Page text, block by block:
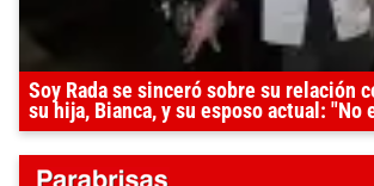
Soy Rada se sinceró sobre su relación
su hija, Bianca, y su esposo actual: "No